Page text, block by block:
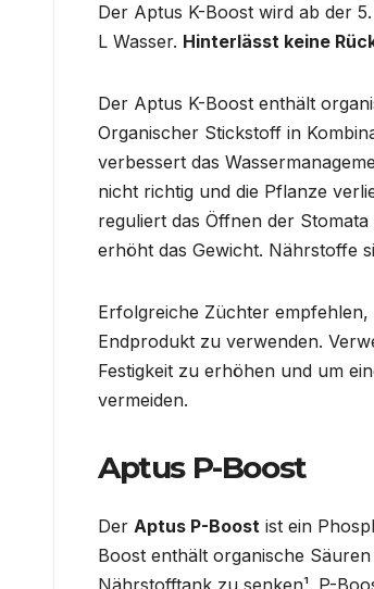
Der Aptus K-Boost wird ab der
L Wasser. Hinterlässt keine
Der Aptus K-Boost enthält
Organischer Stickstoff in
verbessert das
nicht richtig und die Pflanze
reguliert das Öffnen der
erhöht das Gewicht. Nährstoffe
Erfolgreiche Züchter
Endprodukt zu verwenden.
Festigkeit zu erhöhen und um
vermeiden.
Aptus P-Boost
Der Aptus P-Boost ist ein
Boost enthält organische
Nährstofftank zu senken¹. P-